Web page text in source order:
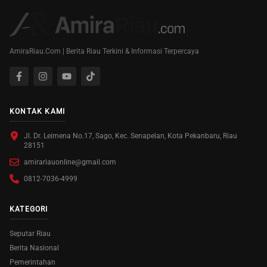
AmiraRiau.Com | Berita Riau Terkini & Informasi Terpercaya
KONTAK KAMI
Jl. Dr. Leimena No.17, Sago, Kec. Senapelan, Kota Pekanbaru, Riau
28151
amirariauonline@gmail.com
0812-7036-4999
KATEGORI
Seputar Riau
Berita Nasional
Pemerintahan